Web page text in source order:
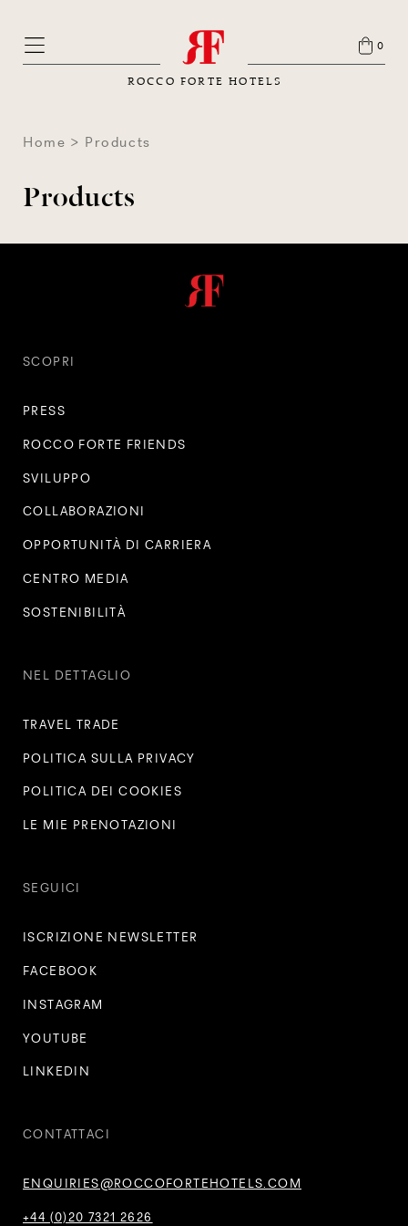
ROCCO FORTE HOTELS
0
Home Products
Products
SCOPRI
PRESS
ROCCO FORTE FRIENDS
SVILUPPO
COLLABORAZIONI
OPPORTUNITÀ DI CARRIERA
CENTRO MEDIA
SOSTENIBILITÀ
NEL DETTAGLIO
TRAVEL TRADE
POLITICA SULLA PRIVACY
POLITICA DEI COOKIES
LE MIE PRENOTAZIONI
SEGUICI
ISCRIZIONE NEWSLETTER
FACEBOOK
INSTAGRAM
YOUTUBE
LINKEDIN
CONTATTACI
ENQUIRIES@ROCCOFORTEHOTELS.COM
+44 (0)20 7321 2626